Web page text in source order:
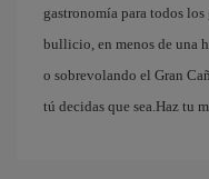
gastronomía para todos
bullicio, en menos de una
o sobrevolando el Gran
tú decidas que sea.Haz tu